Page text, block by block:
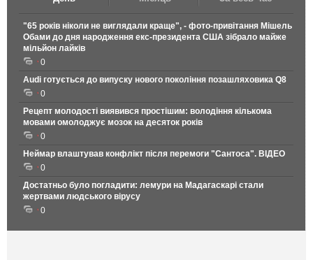
"65 років ніколи не виглядали краще", - фото-привітання Мішель
Обами до дня народження екс-президента США зібрало майже
мільйон лайків
0
Audi готується до випуску нового покоління позашляховика Q8
0
Рецепт молодості виявився простішим: володіння кількома
мовами омолоджує мозок на десяток років
0
Неймар влаштував конфлікт після перемоги "Сантоса". ВІДЕО
0
Достатньо було погладити: лемури на Мадагаскарі стали
жертвами людського вірусу
0